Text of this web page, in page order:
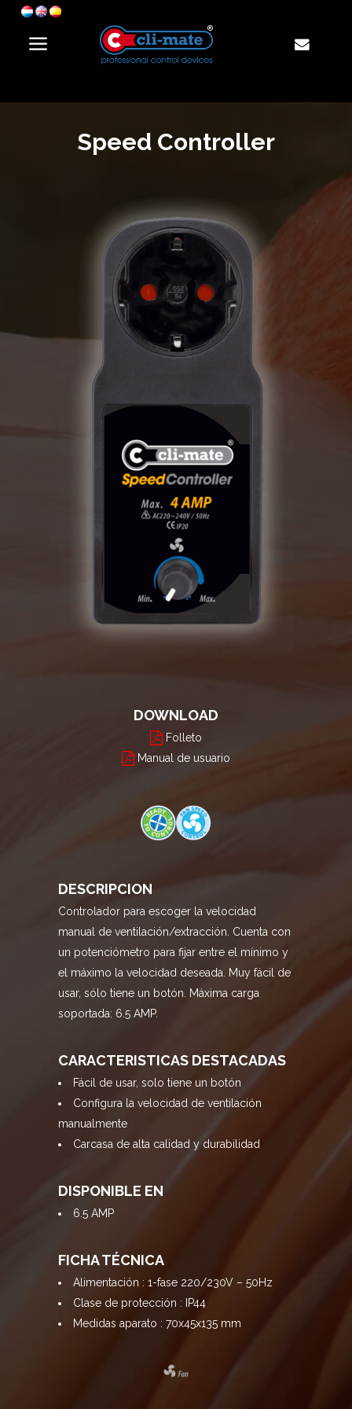
Speed Controller
DOWNLOAD
Folleto
Manual de usuario
DESCRIPCION
Controlador para escoger la velocidad
manual de ventilación/extracción. Cuenta con
un potenciómetro para fijar entre el mínimo y
el máximo la velocidad deseada. Muy fácil de
usar, sólo tiene un botón. Máxima carga
soportada: 6.5 AMP.
CARACTERISTICAS DESTACADAS
Fácil de usar, solo tiene un botón
Configura la velocidad de ventilación
manualmente
Carcasa de alta calidad y durabilidad
DISPONIBLE EN
6.5 AMP
FICHA TÉCNICA
Alimentación : 1-fase 220/230V – 50Hz
Clase de protección : IP44
Medidas aparato : 70x45x135 mm